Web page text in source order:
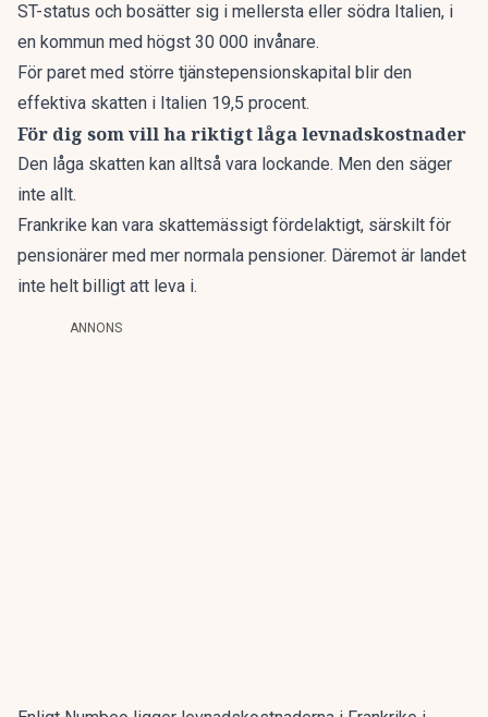
ST-status och bosätter sig i mellersta eller södra Italien, i
en kommun med högst 30 000 invånare.
För paret med större tjänstepensionskapital blir den
effektiva skatten i Italien 19,5 procent.
För dig som vill ha riktigt låga levnadskostnader
Den låga skatten kan alltså vara lockande. Men den säger
inte allt.
Frankrike kan vara skattemässigt fördelaktigt, särskilt för
pensionärer med mer normala pensioner. Däremot är landet
inte helt billigt att leva i.
ANNONS